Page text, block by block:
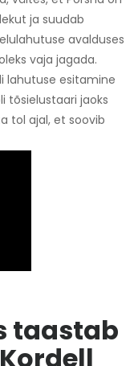
ja suudab
avalduses
vaja jagada.
lahutuse esitamine
tõsielustaari jaoks
tol ajal, et soovib
taastab